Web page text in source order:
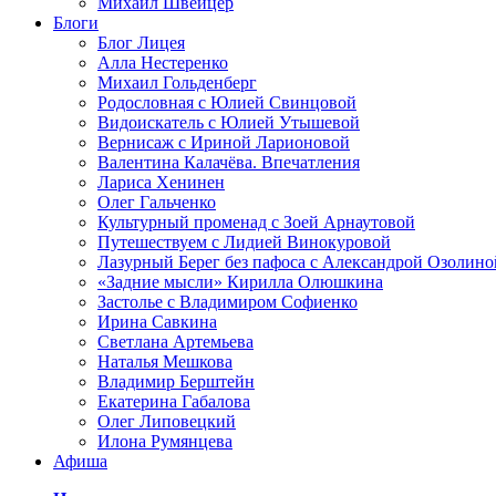
Блоги
Блог Лицея
Алла Нестеренко
Михаил Гольденберг
Родословная с Юлией Свинцовой
Видоискатель с Юлией Утышевой
Вернисаж с Ириной Ларионовой
Валентина Калачёва. Впечатления
Лариса Хенинен
Олег Гальченко
Культурный променад с Зоей Арнаутовой
Путешествуем с Лидией Винокуровой
Лазурный Берег без пафоса с Александрой
«Задние мысли» Кирилла Олюшкина
Застолье с Владимиром Софиенко
Ирина Савкина
Светлана Артемьева
Наталья Мешкова
Владимир Берштейн
Екатерина Габалова
Олег Липовецкий
Илона Румянцева
Афиша